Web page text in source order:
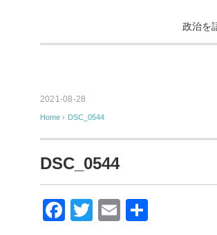
政治を
2021-08-28
Home › DSC_0544
DSC_0544
F
T
E